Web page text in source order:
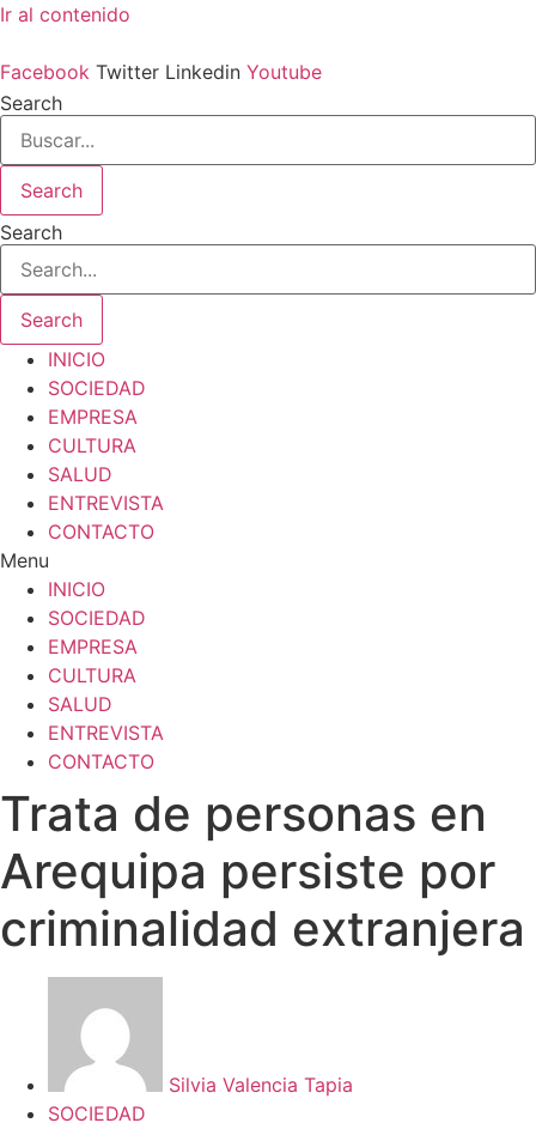
Ir al contenido
Facebook Twitter Linkedin Youtube
Search
Search
Search
Search
INICIO
SOCIEDAD
EMPRESA
CULTURA
SALUD
ENTREVISTA
CONTACTO
Menu
INICIO
SOCIEDAD
EMPRESA
CULTURA
SALUD
ENTREVISTA
CONTACTO
Trata de personas en
Arequipa persiste por
criminalidad extranjera
Silvia Valencia Tapia
SOCIEDAD